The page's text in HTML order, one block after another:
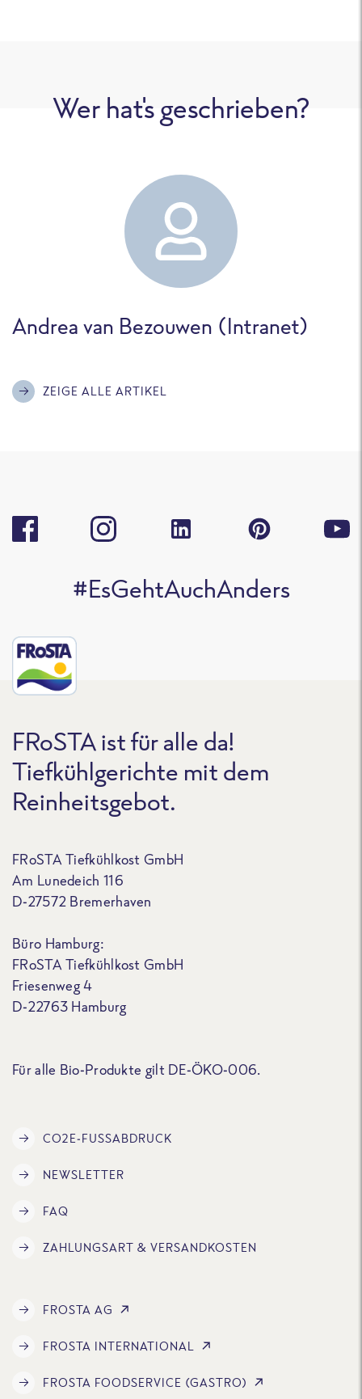
Wer hat's geschrieben?
Andrea van Bezouwen (Intranet)
ZEIGE ALLE ARTIKEL
#EsGehtAuchAnders
FRoSTA ist für alle da!
Tiefkühlgerichte mit dem
Reinheitsgebot.
FRoSTA Tiefkühlkost GmbH
Am Lunedeich 116
D-27572 Bremerhaven
Büro Hamburg:
FRoSTA Tiefkühlkost GmbH
Friesenweg 4
D-22763 Hamburg
Für alle Bio-Produkte gilt DE-ÖKO-006.
CO2E-FUSSABDRUCK
NEWSLETTER
FAQ
ZAHLUNGSART & VERSANDKOSTEN
FROSTA AG
FROSTA INTERNATIONAL
FROSTA FOODSERVICE (GASTRO)